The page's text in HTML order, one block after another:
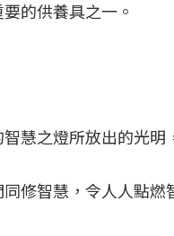
的供養具之一。
慧之燈所放出的光明
修智慧，令人人點燃